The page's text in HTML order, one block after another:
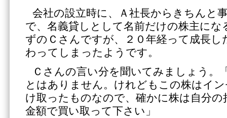
会社の設立時に、Ａ社長からきちんと
で、名義貸しとして名前だけの株主に
ずのＣさんですが、２０年経って成長し
わってしまったようです。
Ｃさんの言い分を聞いてみましょう。
とはありません。けれどもこの株はイ
け取ったものなので、確かに株は自分の
金額で買い取って下さい」